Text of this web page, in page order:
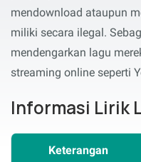
mendownload ataupun
miliki secara ilegal.
mendengarkan lagu
streaming online seperti
Informasi Lirik
Keterangan